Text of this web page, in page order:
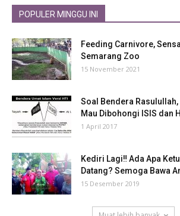
POPULER MINGGU INI
Feeding Carnivore,
Semarang Zoo
15 November 2021
Soal Bendera
Mau Dibohongi ISIS dan
1 April 2017
Kediri Lagi‼ Ada Apa
Datang? Semoga Bawa
15 Desember 2019